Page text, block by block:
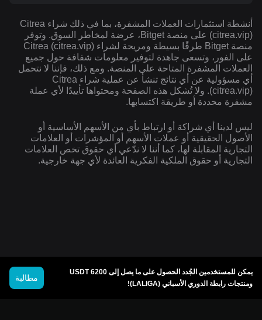
أنشطة استثمارات العملات المشفرة، بما في ذلك شراء Citrea
(citrea.vip) على منصة Bitget، عرضة لمخاطر السوق. وتوفر
منصة Bitget طرقًا بسيطة ومريحة لشراء Citrea (citrea.vip)
على الفور، وتسعى جاهدة لتوفير معلومات شفافة حول جميع
العملات المشفرة المتاحة على المنصة. ومع ذلك، فإننا لا نتحمل
أي مسؤولية عن أي نتائج تنشأ عن عملية شراء Citrea
(citrea.vip). ولا تُشكل هذه الصفحة ومحتواها تأييدًا لأي عملة
مشفرة محددة أو طريقة اكتسابها.
ليس لدينا أي شراكة أو ارتباط بأي من الأسهم الأساسية أو
الأصول الحقيقية أو عملات الأسهم أو المؤشرات أو العلامات
التجارية المقابلة لها، كما أننا لا ندّعي أي حقوق تخص العلامات
التجارية أو حقوق الملكية الفكرية العائدة لأي جهة خارجية.
يمكن للمستخدمين الجُدد الحصول على ما يصل إلى 6200 USDT
ومنتجات رابطة الدوري الأسباني (LALIGA)!
مطالبة